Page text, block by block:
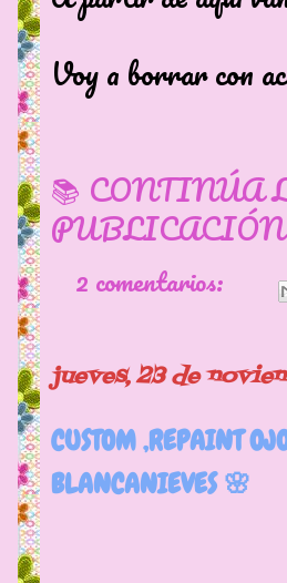
Voy a borrar con
📚 CONTINÚA
2 comentarios:
jueves, 23 de
CUSTOM ,REPAINT
BLANCANIEVES 🌸